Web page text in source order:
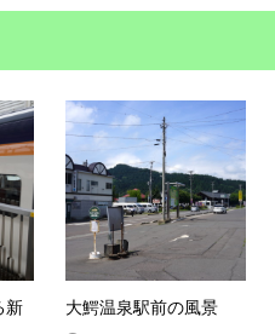
新
大鰐温泉駅前の風景